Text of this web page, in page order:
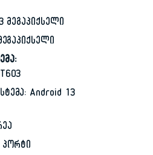
მეგაპიქსელი
Android 13
პორტი